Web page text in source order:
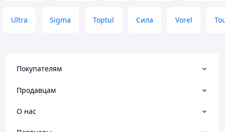
Ultra Sigma Toptul Сила Vorel
Покупателям
Продавцам
О нас